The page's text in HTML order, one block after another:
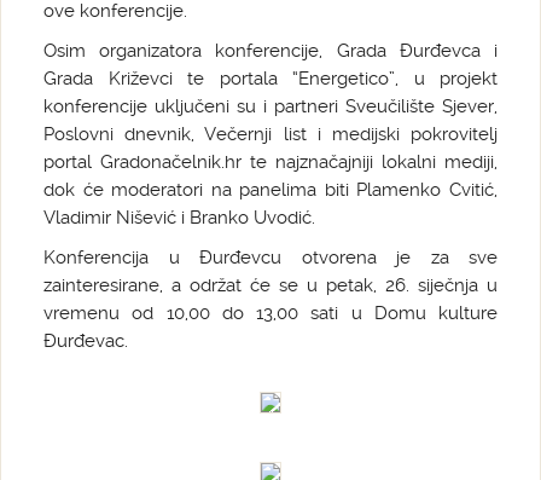
ove konferencije.
Osim organizatora konferencije, Grada Đurđevca i
Grada Križevci te portala “Energetico”, u projekt
konferencije uključeni su i partneri Sveučilište Sjever,
Poslovni dnevnik, Večernji list i medijski pokrovitelj
portal Gradonačelnik.hr te najznačajniji lokalni mediji,
dok će moderatori na panelima biti Plamenko Cvitić,
Vladimir Nišević i Branko Uvodić.
Konferencija u Đurđevcu otvorena je za sve
zainteresirane, a održat će se u petak, 26. siječnja u
vremenu od 10,00 do 13,00 sati u Domu kulture
Đurđevac.